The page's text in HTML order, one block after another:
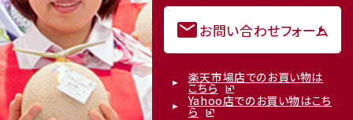
mailお問い合わせフォーム
楽天市場店でのお買い物は
こちら
Yahoo店でのお買い物はこち
ら